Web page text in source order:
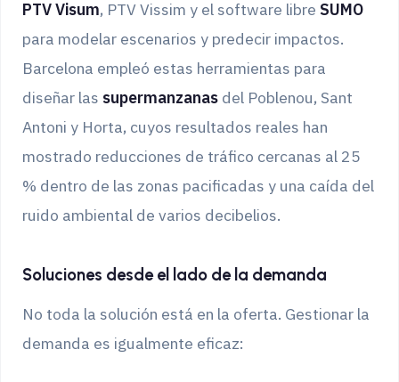
PTV Visum, PTV Vissim y el software libre SUMO
para modelar escenarios y predecir impactos.
Barcelona empleó estas herramientas para
diseñar las supermanzanas del Poblenou, Sant
Antoni y Horta, cuyos resultados reales han
mostrado reducciones de tráfico cercanas al 25
% dentro de las zonas pacificadas y una caída del
ruido ambiental de varios decibelios.
Soluciones desde el lado de la demanda
No toda la solución está en la oferta. Gestionar la
demanda es igualmente eficaz: